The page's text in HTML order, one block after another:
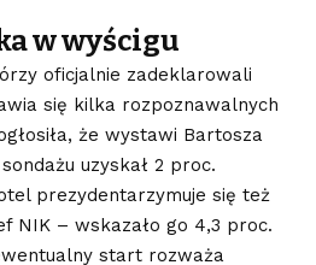
w wyścigu
oficjalnie zadeklarowali
się kilka rozpoznawalnych
że wystawi Bartosza
uzyskał 2 proc.
prezydentarzymuje się też
NIK – wskazało go 4,3 proc.
start rozważa